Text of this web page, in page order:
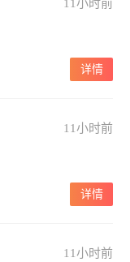
11小时前
详情
11小时前
详情
11小时前